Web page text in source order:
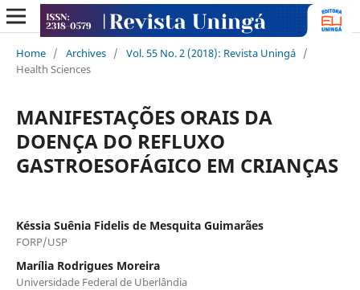
Home / Archives / Vol. 55 No. 2 (2018): Revista Uningá /
Health Sciences
MANIFESTAÇÕES ORAIS DA
DOENÇA DO REFLUXO
GASTROESOFÁGICO EM CRIANÇAS
Késsia Suênia Fidelis de Mesquita Guimarães
FORP/USP
Marília Rodrigues Moreira
Universidade Federal de Uberlândia